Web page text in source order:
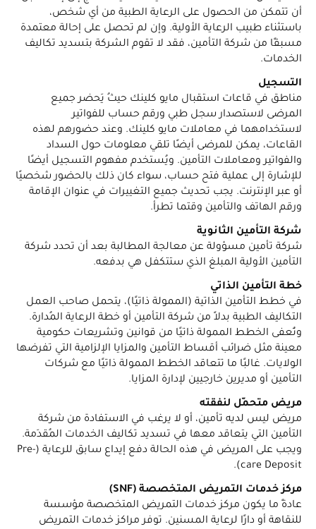
أن تتمكن من الحصول على الرعاية الطبية من أي شخص،
باستثناء طبيب الرعاية الأولية. وإن لم تحصل على إحالة معتمدة
مسبقًا من شركة التأمين، فقد لا تقوم الشركة بتسديد تكاليف
الخدمات.
التسجيل
مناطق في قاعات استقبال مايو كلينك حيثُ يَحضر جميع
المرضى لاستصدار سجل طبي ورقم حساب للفواتير
لاستخدامهما في معاملات مايو كلينك. وعند حضورهم لهذه
القاعات، يمكن للمرضى أيضًا تلقي معلومات حول السداد
والفواتير ومعاملات التأمين. ويُستخدم مفهوم التسجيل أيضًا
للإشارة إلى عملية فتح حساب، سواء كان ذلك بالحضور شخصيًا
أو عبر الإنترنت. يجب تحديث جميع التغييرات في عنوان الإقامة
ورقم الهاتف والتأمين وقتما تطرأ.
شركة التأمين الثانوية
شركة تأمين مسؤولة عن معالجة المطالبة بعد أن تحدد شركة
التأمين الأولية المبلغ الذي ستتكفل هي بدفعه.
خطة التأمين الذاتي
في خطط التأمين الذاتية (الممولة ذاتيًا)، يتحمل صاحب العمل
التكاليف الطبية بدلاً من شركة التأمين أو خطة الرعاية المُدارة.
وتُعفى الخطط الممولة ذاتيًا من قوانين وتشريعات حكومية
معينة مثل ضرائب أقساط التأمين والمزايا الإلزامية التي تفرضها
الولايات. غالبًا ما تتعاقد الخطط الممولة ذاتيًا مع شركات
التأمين أو مديرين خارجيين لإدارة المزايا.
مريض متحمّل لنفقته
مريض ليس لديه تأمين، أو لا يرغب في الاستفادة من شركة
التأمين التي يتعاقد معها في تسديد تكاليف الخدمات المُقدَمة.
ويجب على المريض في هذه الحالة دفع إيداع سابق للرعاية (Pre-
care Deposit).
مركز خدمات التمريض المتخصصة (SNF)
عادةً ما يكون مركز خدمات التمريض المتخصصة مؤسسة
للنقاهة أو دارًا لرعاية المسنين. توفر مراكز خدمات التمريض